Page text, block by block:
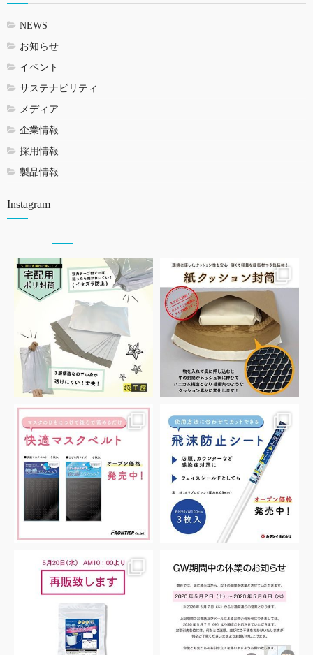
NEWS
お知らせ
イベント
サステナビリティ
メディア
企業情報
採用情報
製品情報
Instagram